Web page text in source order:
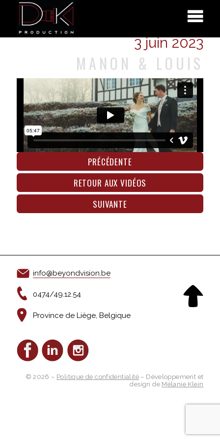
3 juin 2023
MANON & LOUIS
PRÉCÉDENTE
RETOUR AUX VIDÉOS
SUIVANTE
info@beyondvision.be
0474/49.12.54
Province de Liège, Belgique
© 2026 – Politique de confidentialité– Développement et
design de Mélanie Klein